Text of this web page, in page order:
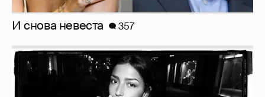
Рублёвские дочки 187